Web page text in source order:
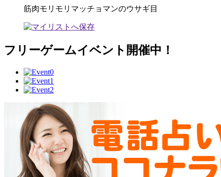
筋肉モリモリマッチョマンのウサギ目
フリーゲームイベント開催中！